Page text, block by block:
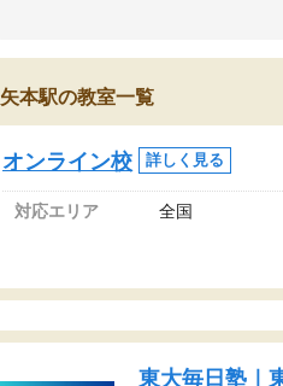
矢本駅の教室一覧
オンライン校 詳しく見る
対応エリア 全国
東大毎日塾｜